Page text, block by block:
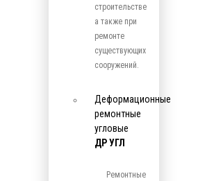
строительстве
а также при
ремонте
существующих
сооружений.
Деформационные
ремонтные
угловые
ДР УГЛ
Ремонтные